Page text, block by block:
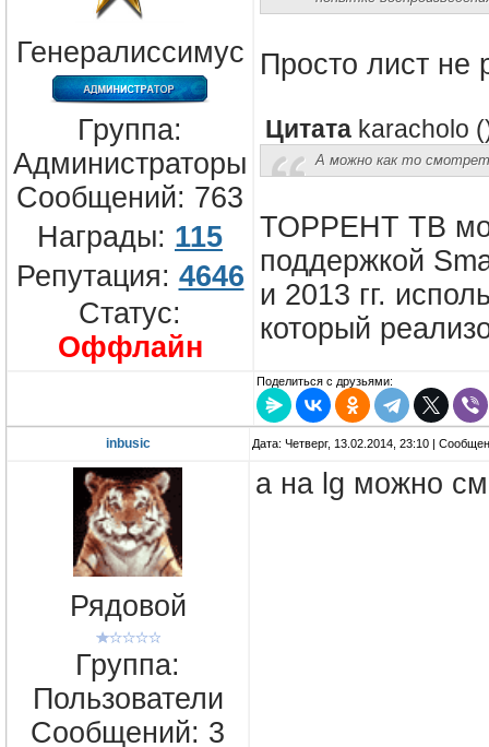
Генералиссимус
Группа:
Администраторы
Сообщений: 763
Награды: 115
Репутация: 4646
Статус:
Оффлайн
Просто лист не
Цитата karacholo (
А можно как то
ТОРРЕНТ ТВ
поддержкой
и 2013 гг.
который
Поделиться с друзьями:
inbusic Дата: Четверг, 13.02.2014, 23:10 |
Рядовой
Группа:
Пользователи
Сообщений: 3
а на lg можно